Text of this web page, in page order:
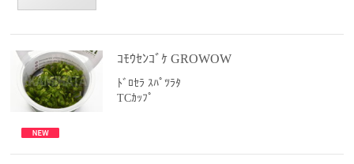
ｺﾓｳｾﾝｺﾞｹ GROWOW
ﾄﾞﾛｾﾗ ｽﾊﾟﾂﾗﾀ
TCｶｯﾌﾟ